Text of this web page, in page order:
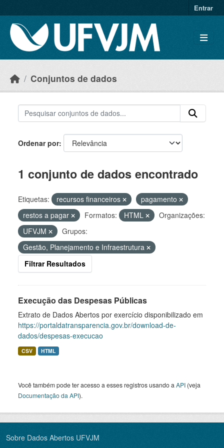
Entrar
Conjuntos de dados
Ordenar por
1 conjunto de dados encontrado
Etiquetas: recursos financeiros
pagamento
restos a pagar
Formatos: HTML
Organizações:
UFVJM
Grupos:
Gestão, Planejamento e Infraestrutura
Filtrar Resultados
Execução das Despesas Públicas
Extrato de Dados Abertos por exercício disponibilizado em
https://portaldatransparencia.gov.br/download-de-
dados/despesas-execucao
CSV HTML
Você também pode ter acesso a esses registros usando a API (veja
Documentação da API).
Sobre Dados Abertos UFVJM